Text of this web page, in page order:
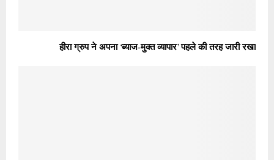
हीरा ग्रुप ने अपना ‘ब्याज-मुक्त व्यापार’ पहले की तरह जारी रखा